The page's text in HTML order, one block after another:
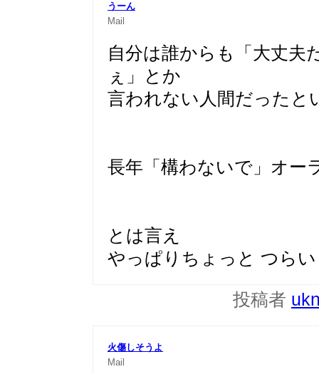
うーん
Mail
自分は誰からも「大丈夫
ぇ」とか
言われない人間だった
長年「構わないで」オー
とは言え
やっぱりちょっと つらい
投稿者
火傷しそうよ
Mail